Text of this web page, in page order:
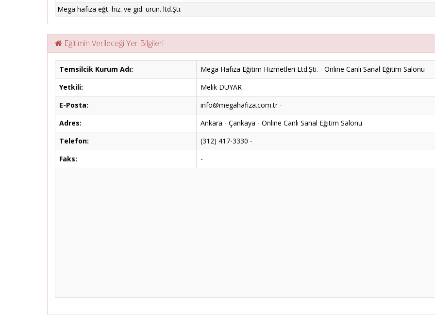
Mega hafıza eğt. hiz. ve gıd. ürün. ltd.Şti.
Eğitimin Verileceği Yer Bilgileri
Temsilcik Kurum Adı:
Mega Hafıza Eğitim Hizmetleri Ltd.Şti. - Onlıne Canlı Sanal Eğitim Salonu
Yetkili:
Melik DUYAR
E-Posta:
info@megahafiza.com.tr -
Adres:
Ankara - Çankaya - Online Canlı Sanal Eğitim Salonu
Telefon:
(312) 417-3330 -
Faks:
-